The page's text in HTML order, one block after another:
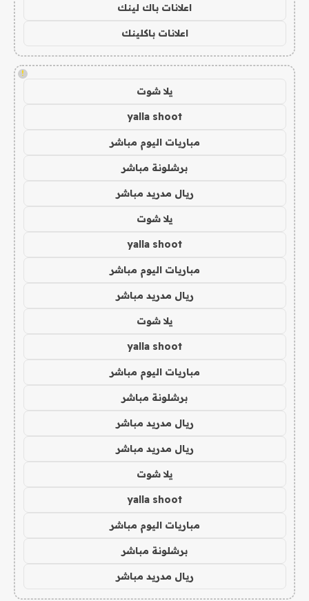
اعلانات باك لينك
اعلانات باكلينك
!
يلا شوت
yalla shoot
مباريات اليوم مباشر
برشلونة مباشر
ريال مدريد مباشر
يلا شوت
yalla shoot
مباريات اليوم مباشر
ريال مدريد مباشر
يلا شوت
yalla shoot
مباريات اليوم مباشر
برشلونة مباشر
ريال مدريد مباشر
ريال مدريد مباشر
يلا شوت
yalla shoot
مباريات اليوم مباشر
برشلونة مباشر
ريال مدريد مباشر